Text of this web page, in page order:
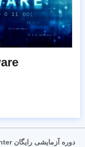
دوره آزمایشی رایگان SpyHunter: شرایط و ضوابط مهم